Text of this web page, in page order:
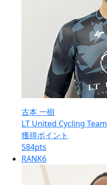
古本 一樹
LT United Cycling Team
獲得ポイント
584pts
RANK6